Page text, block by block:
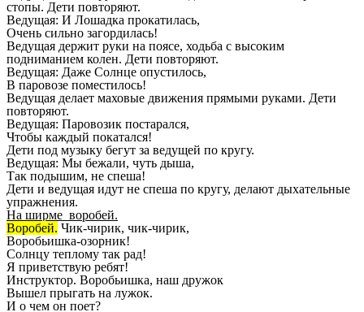
стопы. Дети повторяют.
Ведущая: И Лошадка прокатилась,
Очень сильно загордилась!
Ведущая держит руки на поясе, ходьба с высоким
подниманием колен. Дети повторяют.
Ведущая: Даже Солнце опустилось,
В паровозе поместилось!
Ведущая делает маховые движения прямыми руками. Дети
повторяют.
Ведущая: Паровозик постарался,
Чтобы каждый покатался!
Дети под музыку бегут за ведущей по кругу.
Ведущая: Мы бежали, чуть дыша,
Так подышим, не спеша!
Дети и ведущая идут не спеша по кругу, делают дыхательные
упражнения.
На ширме воробей.
Воробей. Чик-чирик, чик-чирик,
Воробьишка-озорник!
Солнцу теплому так рад!
Я приветствую ребят!
Инструктор. Воробьишка, наш дружок
Вышел прыгать на лужок.
И о чем он поет?